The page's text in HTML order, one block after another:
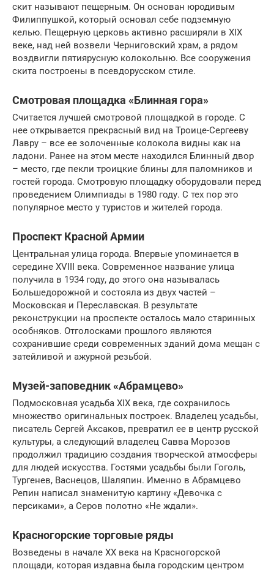
скит называют пещерным. Он основан юродивым
Филиппушкой, который основал себе подземную
келью. Пещерную церковь активно расширяли в XIX
веке, над ней возвели Черниговский храм, а рядом
воздвигли пятиярусную колокольню. Все сооружения
скита построены в псевдорусском стиле.
Смотровая площадка «Блинная гора»
Считается лучшей смотровой площадкой в городе. С
нее открывается прекрасный вид на Троице-Сергееву
Лавру – все ее золоченные колокола видны как на
ладони. Ранее на этом месте находился Блинный двор
– место, где пекли троицкие блины для паломников и
гостей города. Смотровую площадку оборудовали перед
проведением Олимпиады в 1980 году. С тех пор это
популярное место у туристов и жителей города.
Проспект Красной Армии
Центральная улица города. Впервые упоминается в
середине XVIII века. Современное название улица
получила в 1934 году, до этого она называлась
Большедорожной и состояла из двух частей –
Московская и Переславская. В результате
реконструкции на проспекте осталось мало старинных
особняков. Отголосками прошлого являются
сохранившие среди современных зданий дома мещан с
затейливой и ажурной резьбой.
Музей-заповедник «Абрамцево»
Подмосковная усадьба XIX века, где сохранилось
множество оригинальных построек. Владелец усадьбы,
писатель Сергей Аксаков, превратил ее в центр русской
культуры, а следующий владелец Савва Морозов
продолжил традицию создания творческой атмосферы
для людей искусства. Гостями усадьбы были Гоголь,
Тургенев, Васнецов, Шаляпин. Именно в Абрамцево
Репин написал знаменитую картину «Девочка с
персиками», а Серов полотно «Не ждали».
Красногорские торговые ряды
Возведены в начале XX века на Красногорской
площади, которая издавна была городским центром